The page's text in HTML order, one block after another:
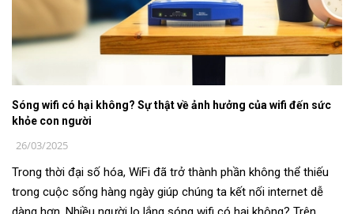
Sóng wifi có hại không? Sự thật về ảnh hưởng của wifi đến sức
khỏe con người
26/03/2025
Trong thời đại số hóa, WiFi đã trở thành phần không thể thiếu
trong cuộc sống hàng ngày giúp chúng ta kết nối internet dễ